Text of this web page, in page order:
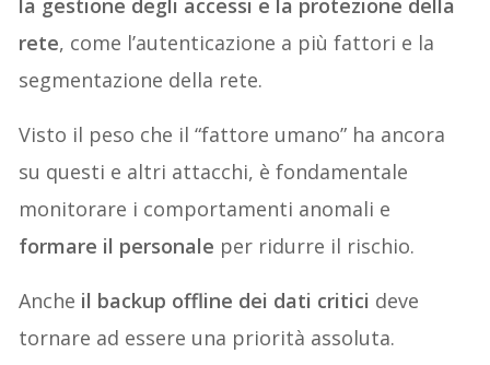
rete, come l’autenticazione a più fattori e la
segmentazione della rete.
Visto il peso che il “fattore umano” ha ancora
su questi e altri attacchi, è fondamentale
monitorare i comportamenti anomali e
formare il personale per ridurre il rischio.
Anche il backup offline dei dati critici deve
tornare ad essere una priorità assoluta.